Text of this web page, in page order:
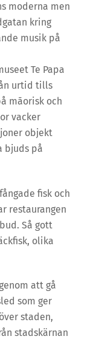
moderna men
kring
musik på
Te Papa
urtid tills
māorisk och
vacker
objekt
bjuds på
fisk och
restaurangen
Så gott
olika
att gå
som ger
staden,
stadskärnan